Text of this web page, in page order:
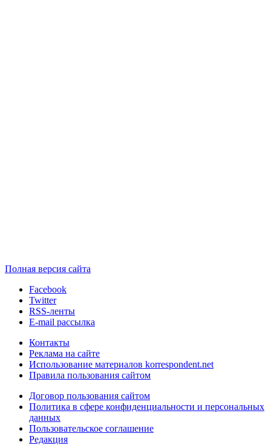
Полная версия сайта
Facebook
Twitter
RSS-ленты
E-mail рассылка
Контакты
Реклама на сайте
Использование материалов korrespondent.net
Правила пользования сайтом
Договор пользования сайтом
Политика в сфере конфиденциальности и персональных
данных
Пользовательское соглашение
Редакция